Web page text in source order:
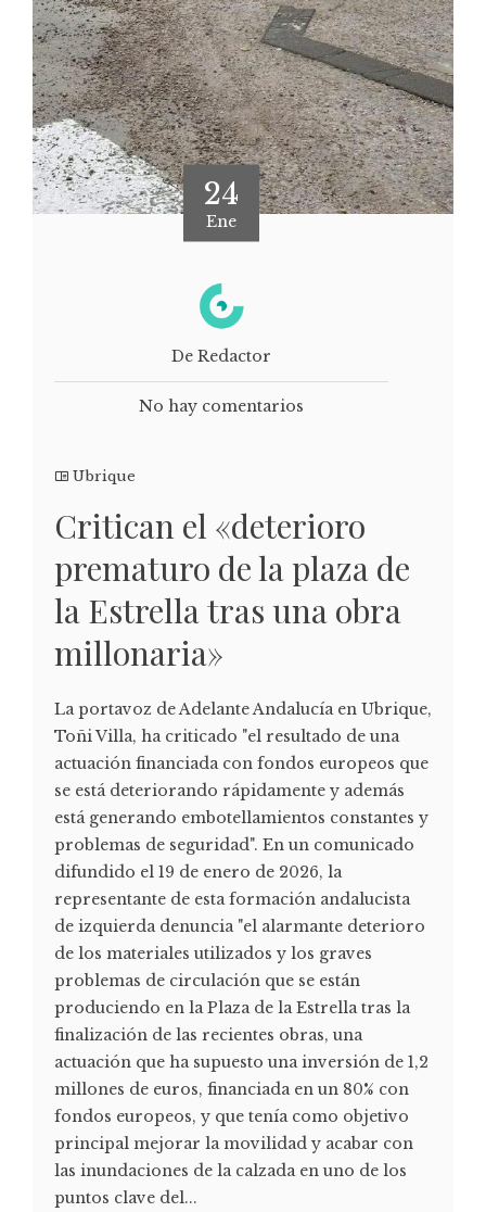
24
Ene
De Redactor
No hay comentarios
Ubrique
Critican el «deterioro
prematuro de la plaza de
la Estrella tras una obra
millonaria»
La portavoz de Adelante Andalucía en Ubrique,
Toñi Villa, ha criticado "el resultado de una
actuación financiada con fondos europeos que
se está deteriorando rápidamente y además
está generando embotellamientos constantes y
problemas de seguridad". En un comunicado
difundido el 19 de enero de 2026, la
representante de esta formación andalucista
de izquierda denuncia "el alarmante deterioro
de los materiales utilizados y los graves
problemas de circulación que se están
produciendo en la Plaza de la Estrella tras la
finalización de las recientes obras, una
actuación que ha supuesto una inversión de 1,2
millones de euros, financiada en un 80% con
fondos europeos, y que tenía como objetivo
principal mejorar la movilidad y acabar con
las inundaciones de la calzada en uno de los
puntos clave del...